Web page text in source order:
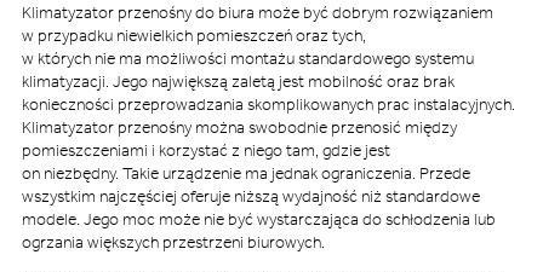
Klimatyzator przenośny do biura może być dobrym rozwiązaniem
w przypadku niewielkich pomieszczeń oraz tych,
w których nie ma możliwości montażu standardowego systemu
klimatyzacji. Jego największą zaletą jest mobilność oraz brak
konieczności przeprowadzania skomplikowanych prac instalacyjnych.
Klimatyzator przenośny można swobodnie przenosić między
pomieszczeniami i korzystać z niego tam, gdzie jest
on niezbędny. Takie urządzenie ma jednak ograniczenia. Przede
wszystkim najczęściej oferuje niższą wydajność niż standardowe
modele. Jego moc może nie być wystarczająca do schłodzenia lub
ogrzania większych przestrzeni biurowych.